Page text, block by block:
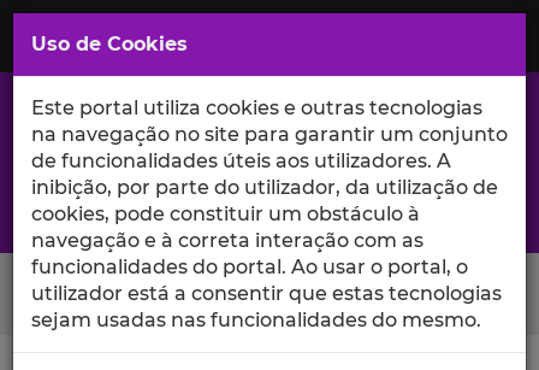
Saltar
para
Conteúdo
Principal
A excelência da investigação e ciência no Iscte
Search Button
Uso de Cookies
Este portal utiliza cookies e outras tecnologias
na navegação no site para garantir um conjunto
de funcionalidades úteis aos utilizadores. A
inibição, por parte do utilizador, da utilização de
cookies, pode constituir um obstáculo à
navegação e à correta interação com as
funcionalidades do portal. Ao usar o portal, o
utilizador está a consentir que estas tecnologias
sejam usadas nas funcionalidades do mesmo.